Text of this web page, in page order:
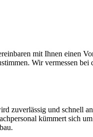
mit Ihnen einen
Wir vermessen bei
zuverlässig und schnell
kümmert sich